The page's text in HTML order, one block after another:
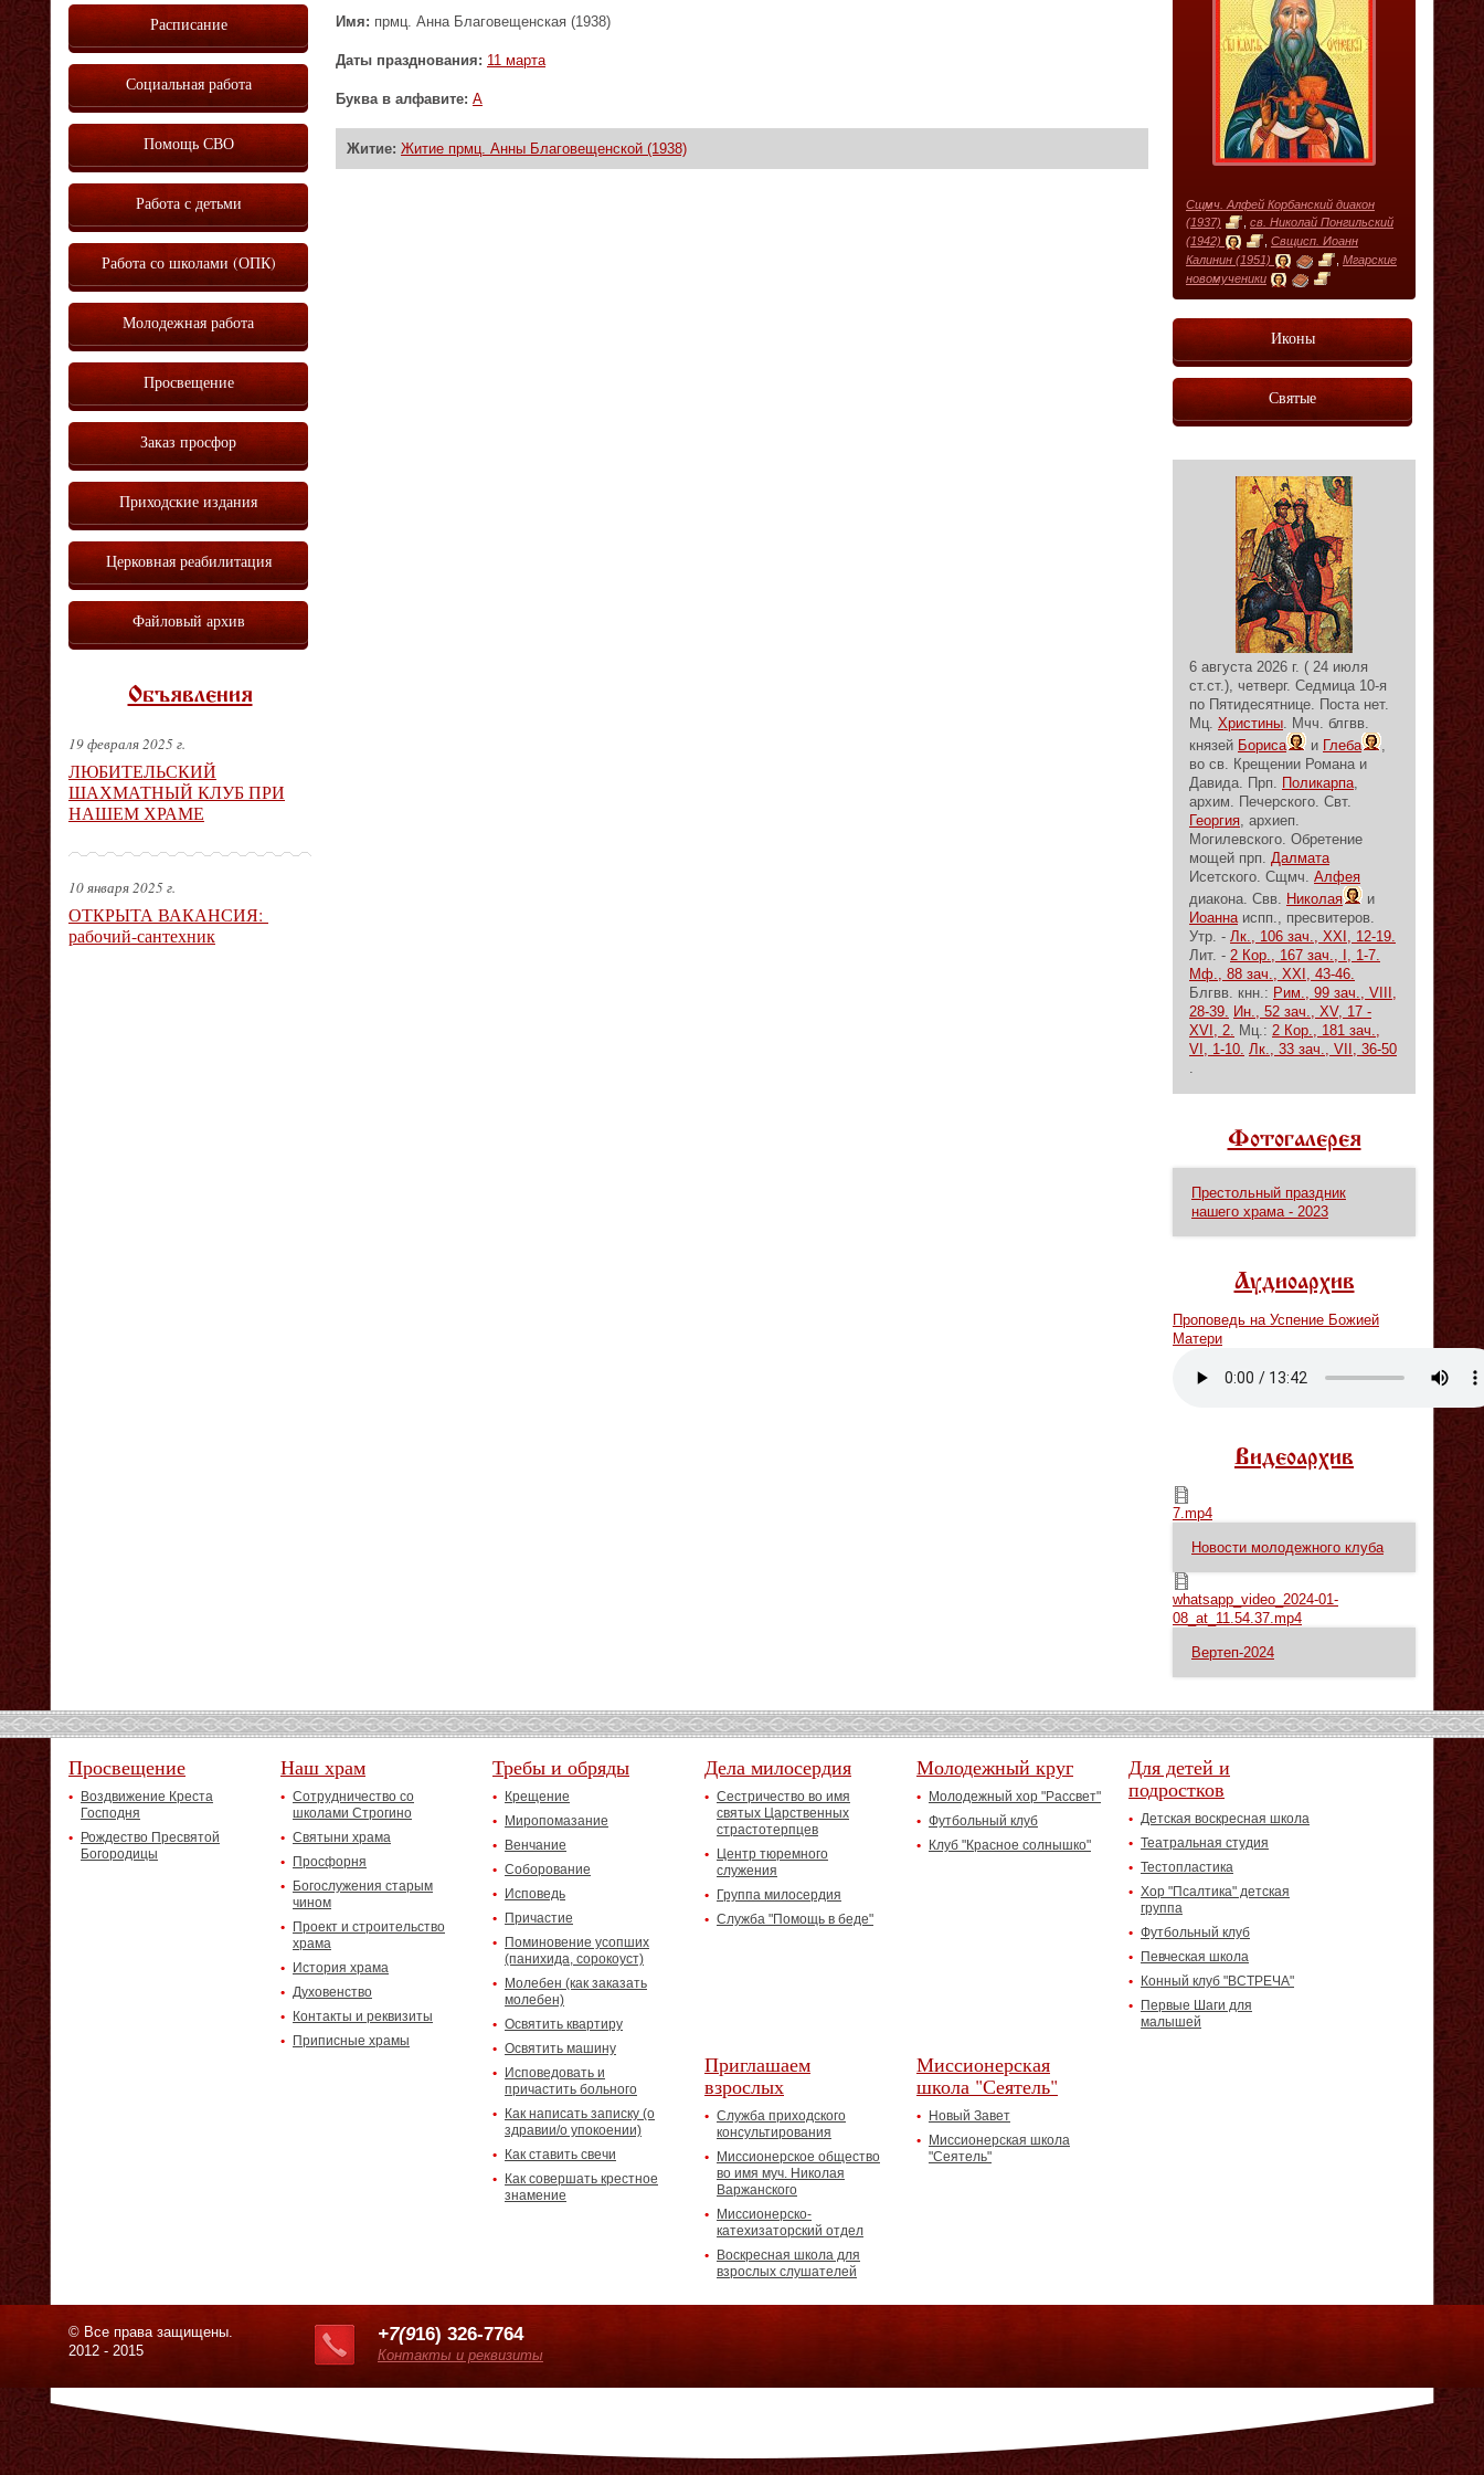
Имя: прмц. Анна Благовещенская (1938)
Даты празднования: 11 марта
Буква в алфавите: А
Житие: Житие прмц. Анны Благовещенской (1938)
Расписание
Социальная работа
Помощь СВО
Работа с детьми
Работа со школами (ОПК)
Молодежная работа
Просвещение
Заказ просфор
Приходские издания
Церковная реабилитация
Файловый архив
Объявления
19 февраля 2025 г.
ЛЮБИТЕЛЬСКИЙ
ШАХМАТНЫЙ КЛУБ ПРИ
НАШЕМ ХРАМЕ
10 января 2025 г.
ОТКРЫТА ВАКАНСИЯ:
рабочий-сантехник
Сщмч. Алфей Корбанский диакон
(1937)
св. Николай Понгильский
(1942)
Свщисп. Иоанн
Калинин (1951)
Мгарские
новомученики
Иконы
Святые
6 августа 2026 г. ( 24 июля
ст.ст.), четверг. Седмица 10-я
по Пятидесятнице. Поста нет.
Мц. Христины. Мчч. блгвв.
князей Бориса и Глеба
,
во св. Крещении Романа и
Давида. Прп. Поликарпа,
архим. Печерского. Свт.
Георгия, архиеп.
Могилевского. Обретение
мощей прп. Далмата
Исетского. Сщмч. Алфея
диакона. Свв. Николая
и
Иоаннаиспп., пресвитеров.
Утр. - Лк., 106 зач., XXI, 12-19.
Лит. - 2 Кор., 167 зач., I, 1-7.
Мф., 88 зач., XXI, 43-46.
Блгвв. кнн.: Рим., 99 зач., VIII,
28-39. Ин., 52 зач., XV, 17 -
XVI, 2. Мц.: 2 Кор., 181 зач.,
VI, 1-10. Лк., 33 зач., VII, 36-50
.
Фотогалерея
Престольный праздник
нашего храма - 2023
Аудиоархив
Проповедь на Успение Божией
Матери
Видеоархив
7.mp4
7.mp4
Новости молодежного клуба
whatsapp_video_2024-01-08_at_11.54.37.mp4
whatsapp_video_2024-01-
08_at_11.54.37.mp4
Вертеп-2024
Просвещение
Воздвижение Креста
Господня
Рождество Пресвятой
Богородицы
Наш храм
Сотрудничество со
школами Строгино
Святыни храма
Просфорня
Богослужения старым
чином
Проект и строительство
храма
История храма
Духовенство
Контакты и реквизиты
Приписные храмы
Требы и обряды
Крещение
Миропомазание
Венчание
Соборование
Исповедь
Причастие
Поминовение усопших
(панихида, сорокоуст)
Молебен (как заказать
молебен)
Освятить квартиру
Освятить машину
Исповедовать и
причастить больного
Как написать записку (о
здравии/о упокоении)
Как ставить свечи
Как совершать крестное
знамение
Дела милосердия
Сестричество во имя
святых Царственных
страстотерпцев
Центр тюремного
служения
Группа милосердия
Служба "Помощь в беде"
Молодежный круг
Молодежный хор "Рассвет"
Футбольный клуб
Клуб "Красное солнышко"
Для детей и
подростков
Детская воскресная школа
Театральная студия
Тестопластика
Хор "Псалтика" детская
группа
Футбольный клуб
Певческая школа
Конный клуб "ВСТРЕЧА"
Первые Шаги для
малышей
Приглашаем
взрослых
Служба приходского
консультирования
Миссионерское общество
во имя муч. Николая
Варжанского
Миссионерско-
катехизаторский отдел
Воскресная школа для
взрослых слушателей
Миссионерская
школа "Сеятель"
Новый Завет
Миссионерская школа
"Сеятель"
© Все права защищены.
2012 - 2015
+7(916) 326-7764
Контакты и реквизиты